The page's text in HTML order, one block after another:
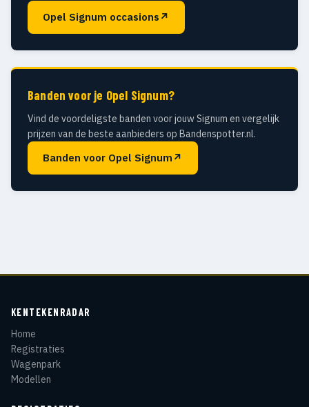
Opel Signum occasions ↗
Banden voor je Opel Signum?
Vind de voordeligste banden voor jouw Signum en vergelijk
prijzen van de beste aanbieders op Bandenspotter.nl.
Banden voor Opel Signum ↗
KENTEKENRADAR
Home
Registraties
Wagenpark
Modellen